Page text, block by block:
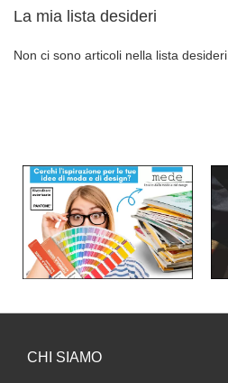
La mia lista desideri
Non ci sono articoli nella lista desideri.
CHI SIAMO